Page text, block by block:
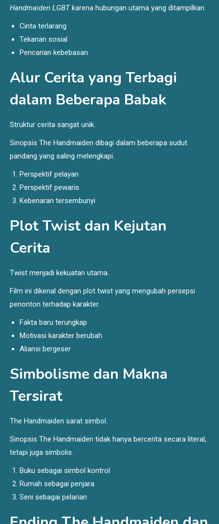
Handmaiden LGBTkarena hubungan utama yang ditampilkan.
Cinta terlarang
Tekanan sosial
Pencarian kebebasan
Alur Cerita yang Terbagi
dalam Beberapa Babak
Struktur cerita sangat unik.
Sinopsis The Handmaiden dibagi dalam beberapa sudut
pandang yang saling melengkapi.
Perspektif pelayan
Perspektif pewaris
Kebenaran tersembunyi
Plot Twist dan Kejutan
Cerita
Twist menjadi kekuatan utama.
Film ini dikenal dengan plot twist yang mengubah persepsi
penonton terhadap karakter.
Fakta baru terungkap
Motivasi karakter berubah
Aliansi bergeser
Simbolisme dan Makna
Tersirat
The Handmaiden sarat simbol.
Sinopsis The Handmaiden tidak hanya bercerita secara literal,
tetapi juga simbolis.
Buku sebagai simbol kontrol
Rumah sebagai penjara
Seni sebagai pelarian